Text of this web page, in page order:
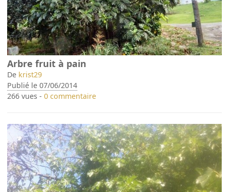
Arbre fruit à pain
De krist29
Publié le 07/06/2014
266 vues -0 commentaire